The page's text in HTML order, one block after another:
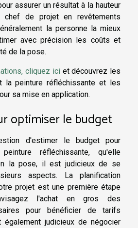
assurer un résultat à la hauteur
chef de projet en revêtements
la personne la mieux
avec précision les coûts et
de la pose.
cliquez iciet découvrez les
la peinture réfléchissante et les
sa mise en application.
optimiser le budget
d'estimer le budget pour
réfléchissante, qu'elle
la pose, il est judicieux de se
aspects. La planification
projet est une première étape
l'achat en gros des
pour bénéficier de tarifs
également judicieux de négocier